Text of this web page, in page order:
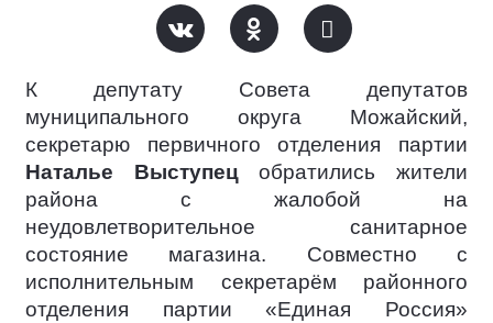
К депутату Совета депутатов
муниципального округа Можайский,
секретарю первичного отделения партии
Наталье Выступецобратились жители
района с жалобой на
неудовлетворительное санитарное
состояние магазина. Совместно с
исполнительным секретарём районного
отделения партии «Единая Россия»